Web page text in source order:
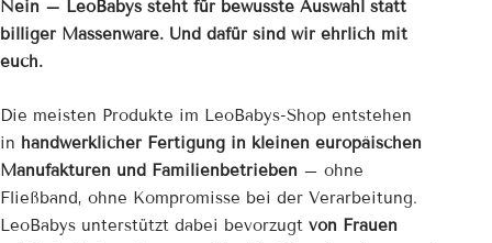
Nein – LeoBabys steht für bewusste Auswahl statt
billiger Massenware. Und dafür sind wir ehrlich mit
euch.
Die meisten Produkte im LeoBabys-Shop entstehen
in handwerklicher Fertigung in kleinen europäischen
Manufakturen und Familienbetrieben – ohne
Fließband, ohne Kompromisse bei der Verarbeitung.
LeoBabys unterstützt dabei bevorzugt von Frauen